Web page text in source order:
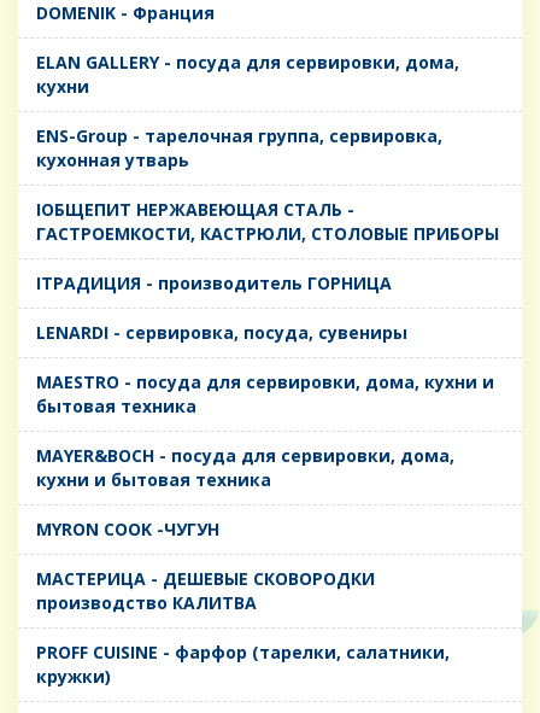
DOMENIK - Франция
ELAN GALLERY - посуда для сервировки, дома,
кухни
ENS-Group - тарелочная группа, сервировка,
кухонная утварь
IОБЩЕПИТ НЕРЖАВЕЮЩАЯ СТАЛЬ -
ГАСТРОЕМКОСТИ, КАСТРЮЛИ, СТОЛОВЫЕ ПРИБОРЫ
IТРАДИЦИЯ - производитель ГОРНИЦА
LENARDI - сервировка, посуда, сувениры
MAESTRO - посуда для сервировки, дома, кухни и
бытовая техника
MAYER&BOCH - посуда для сервировки, дома,
кухни и бытовая техника
MYRON COOK -ЧУГУН
MАСТЕРИЦА - ДЕШЕВЫЕ СКОВОРОДКИ
производство КАЛИТВА
PROFF CUISINE - фарфор (тарелки, салатники,
кружки)